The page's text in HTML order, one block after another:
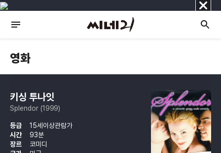
닫
기
영화
키싱 투나잇
Splendor (1999)
등급
15세이상관람가
시간
93분
장르
코미디